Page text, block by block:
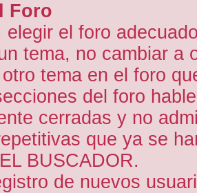
Foro
elegir el foro
tema, no cambiar a
tema en el foro
del foro
cerradas y no
que ya se
BUSCADOR.
de nuevos